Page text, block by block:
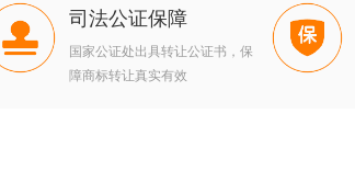
司法公证保障
国家公证处出具转让公证书，保
障商标转让真实有效